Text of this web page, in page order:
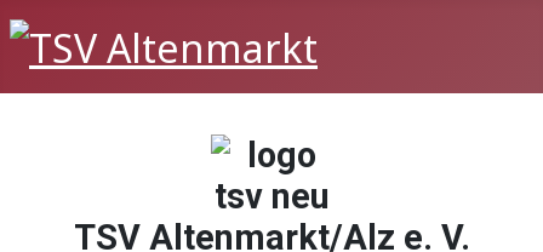
TSV Altenmarkt/Alz e. V.